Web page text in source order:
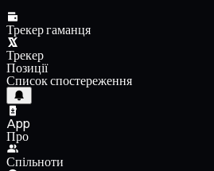
Трекер гаманця
Трекер
Позиції
Список спостереження
App
Про
Спільноти